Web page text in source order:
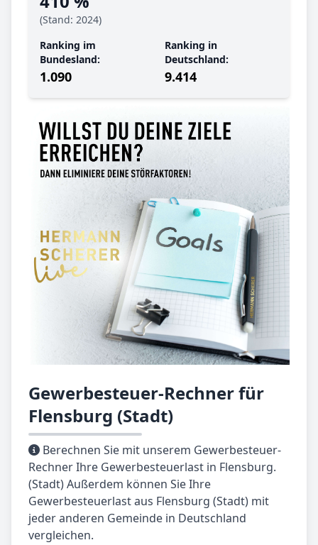
(Stand: 2024)
Ranking im
Bundesland:
1.090
Ranking in
Deutschland:
9.414
Gewerbesteuer-Rechner für
Flensburg (Stadt)
Berechnen Sie mit unserem Gewerbesteuer-
Rechner Ihre Gewerbesteuerlast in Flensburg.
(Stadt) Außerdem können Sie Ihre
Gewerbesteuerlast aus Flensburg (Stadt) mit
jeder anderen Gemeinde in Deutschland
vergleichen.